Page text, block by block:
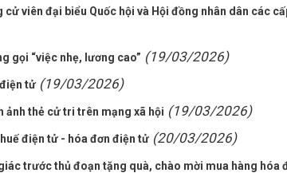
viên đại biểu Quốc hội và Hội đồng nhân dân các
gọi “việc nhẹ, lương cao” (19/03/2026)
tử (19/03/2026)
ảnh thẻ cử tri trên mạng xã hội (19/03/2026)
điện tử - hóa đơn điện tử (20/03/2026)
trước thủ đoạn tặng quà, chào mời mua hàng hóa